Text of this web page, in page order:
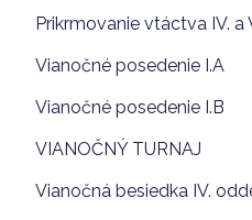
Prikrmovanie vtáctva IV. a
Vianočné posedenie I.A
Vianočné posedenie I.B
VIANOČNÝ TURNAJ
Vianočná besiedka IV.